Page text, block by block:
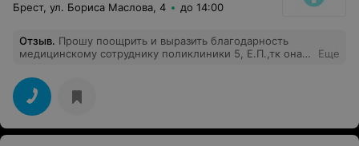
Брест, ул. Бориса Маслова, 4 до 14:00
Отзыв. Прошу поощрить и выразить благодарность
медицинскому сотруднику поликлиники 5, Е.П.,тк она
микроинсульт.человек,чуткий,тактичный,
отзывчивый,сострадательный,вежливый,внимательный,хорошо
и качественно выполняет свои обязанности
Еще